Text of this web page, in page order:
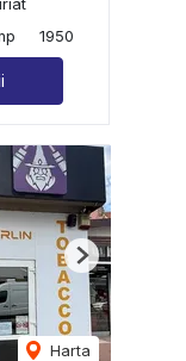
1950
Harta
Next